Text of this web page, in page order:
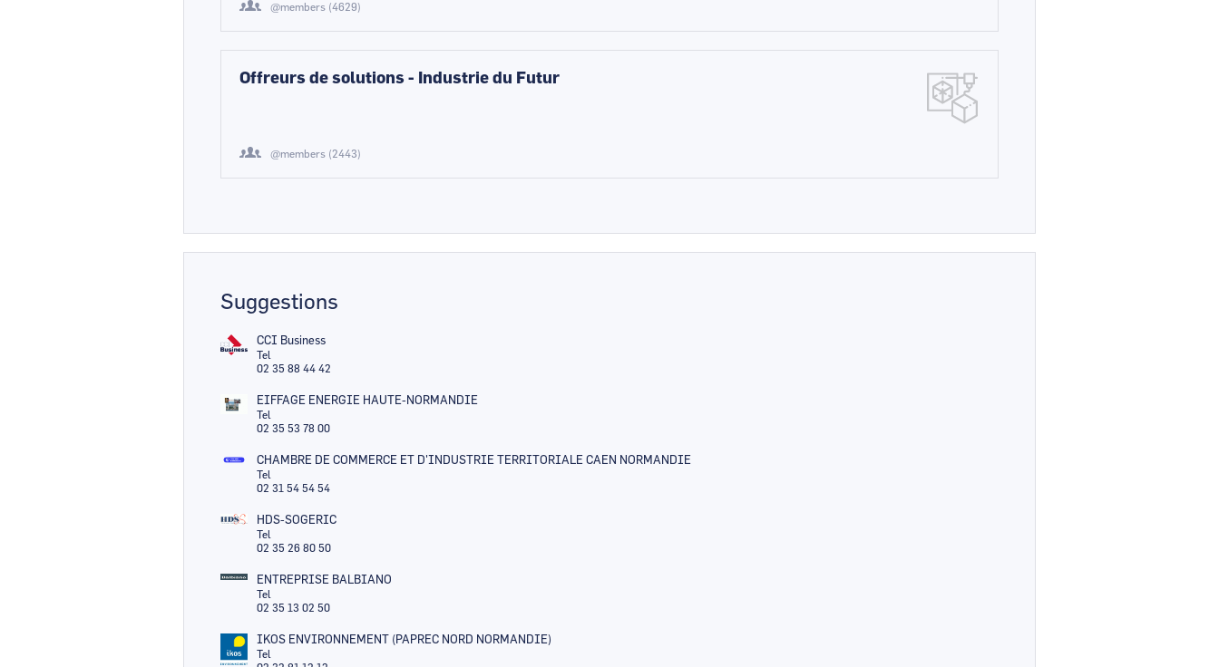
@members (4629)
Offreurs de solutions - Industrie du Futur
@members (2443)
Suggestions
CCI Business
Tel
02 35 88 44 42
EIFFAGE ENERGIE HAUTE-NORMANDIE
Tel
02 35 53 78 00
CHAMBRE DE COMMERCE ET D'INDUSTRIE TERRITORIALE CAEN NORMANDIE
Tel
02 31 54 54 54
HDS-SOGERIC
Tel
02 35 26 80 50
ENTREPRISE BALBIANO
Tel
02 35 13 02 50
IKOS ENVIRONNEMENT (PAPREC NORD NORMANDIE)
Tel